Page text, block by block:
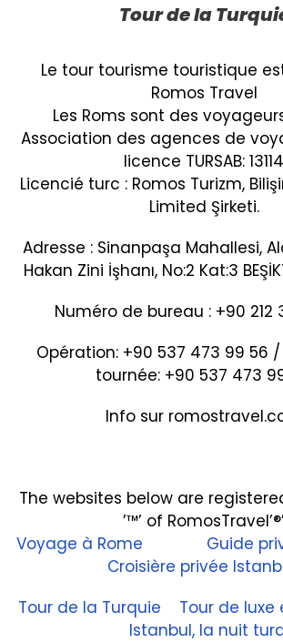
Tour de la
Le tour tourisme touristique
Romos Travel
Les Roms sont des
Association des agences de
licence TURSAB: 13114
Licencié turc : Romos Turizm,
Limited Şirketi.
Adresse : Sinanpaşa Mahallesi,
Hakan Zini İşhanı, No:2 Kat:3
Numéro de bureau : +90 212
Opération: +90 537 473 99 56
tournée: +90 537 473
Info sur
The websites below are
’™’ of RomosTravel’®’
Voyage à Rome
Guide
Croisière privée
Tour de la Turquie
Tour de luxe
Istanbul, la nuit